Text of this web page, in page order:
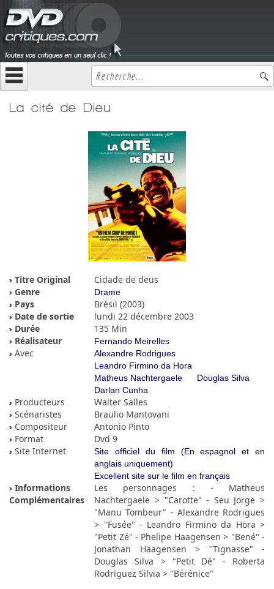
La cité de Dieu
Titre Original
Cidade de deus
Genre
Drame
Pays
Brésil (2003)
Date de sortie
lundi 22 décembre 2003
Durée
135 Min
Réalisateur
Fernando Meirelles
Avec
Alexandre Rodrigues
Leandro Firmino da Hora
Matheus Nachtergaele
Douglas Silva
Darlan Cunha
Producteurs
Walter Salles
Scénaristes
Braulio Mantovani
Compositeur
Antonio Pinto
Format
Dvd 9
Site Internet
Site officiel du film (En espagnol et en
anglais uniquement)
Excellent site sur le film en français
Informations
Complémentaires
Les personnages : - Matheus
Nachtergaele > "Carotte" - Seu Jorge >
"Manu Tombeur" - Alexandre Rodrigues
> "Fusée" - Leandro Firmino da Hora >
"Petit Zé" - Phelipe Haagensen > "Bené" -
Jonathan Haagensen > "Tignasse" -
Douglas Silva > "Petit Dé" - Roberta
Rodriguez Silvia > "Bérénice"